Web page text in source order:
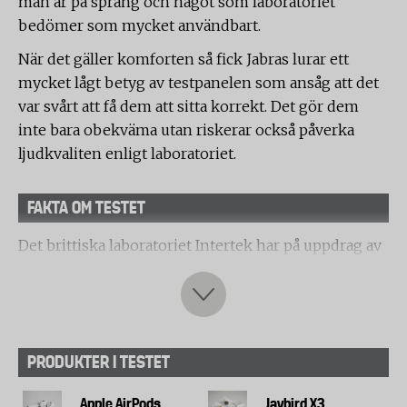
bedömer som mycket användbart.
När det gäller komforten så fick Jabras lurar ett
mycket lågt betyg av testpanelen som ansåg att det
var svårt att få dem att sitta korrekt. Det gör dem
inte bara obekväma utan riskerar också påverka
ljudkvaliten enligt laboratoriet.
FAKTA OM TESTET
Det brittiska laboratoriet Intertek har på uppdrag av
Testfakta testat åtta olika trådlösa hörlurar av typen
in-ear med handsfree-funktion i olika prisklasser.
Anledningen är att de Samsung-lurar som fanns
tillgängliga vid utförandet av testet var utgående
och de nya inte gick att få tag på, enligt tillverkaren.
PRODUKTER I TESTET
Apple AirPods Jaybird X3